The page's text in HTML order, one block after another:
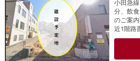
小田急
分、飲
のご案
近1階路
多く、
ます。
い合わ